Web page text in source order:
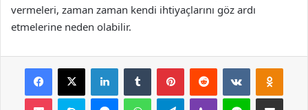
vermeleri, zaman zaman kendi ihtiyaçlarını göz ardı
etmelerine neden olabilir.
Facebook
X LinkedInTumblr PinterestReddit VKontakte
Pocket Skype MessengerWhatsAppTelegramViber Line E-Posta ile